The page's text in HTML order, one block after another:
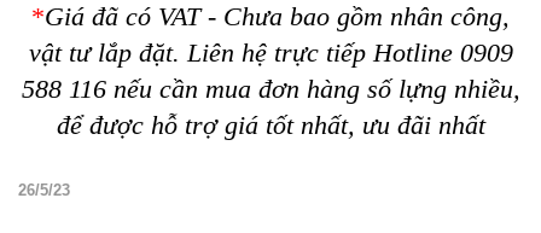
*Giá đã có VAT - Chưa bao gồm nhân công,
vật tư lắp đặt. Liên hệ trực tiếp Hotline 0909
588 116 nếu cần mua đơn hàng số lựng nhiều,
để được hỗ trợ giá tốt nhất, ưu đãi nhất
26/5/23